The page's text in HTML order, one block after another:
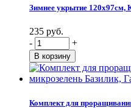
Зимнее укрытие 120х97см,
235 руб.
-
+
Комплект для